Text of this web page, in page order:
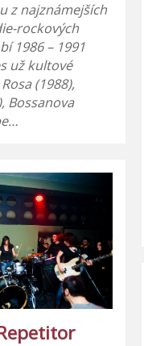
z najznámejších
rockových
1986 – 1991
už kultové
(1988),
Bossanova